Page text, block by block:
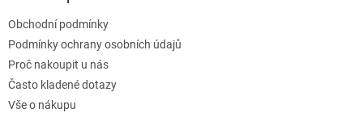
Obchodní podmínky
Podmínky ochrany osobních údajů
Proč nakoupit u nás
Často kladené dotazy
Vše o nákupu